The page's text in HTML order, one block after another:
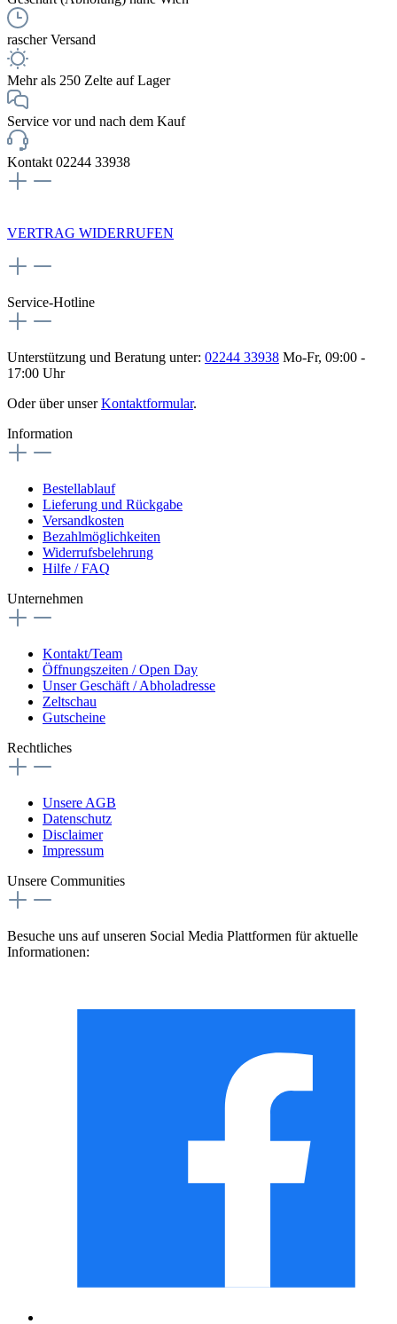
rascher Versand
Mehr als 250 Zelte auf Lager
Service vor und nach dem Kauf
Kontakt 02244 33938
VERTRAG WIDERRUFEN
Service-Hotline
Unterstützung und Beratung unter: 02244 33938 Mo-Fr, 09:00 -
17:00 Uhr
Oder über unserKontaktformular.
Information
Bestellablauf
Lieferung und Rückgabe
Versandkosten
Bezahlmöglichkeiten
Widerrufsbelehrung
Hilfe / FAQ
Unternehmen
Kontakt/Team
Öffnungszeiten / Open Day
Unser Geschäft / Abholadresse
Zeltschau
Gutscheine
Rechtliches
Unsere AGB
Datenschutz
Disclaimer
Impressum
Unsere Communities
Besuche uns auf unseren Social Media Plattformen für aktuelle
Informationen: